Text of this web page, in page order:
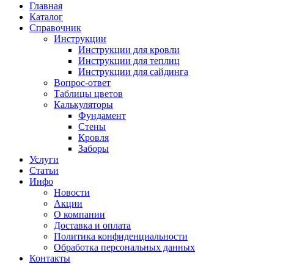
Главная
Каталог
Cправочник
Инструкции
Инструкции для кровли
Инструкции для теплиц
Инструкции для сайдинга
Вопрос-ответ
Таблицы цветов
Калькуляторы
Фундамент
Стены
Кровля
Заборы
Услуги
Статьи
Инфо
Новости
Акции
О компании
Доставка и оплата
Политика конфиденциальности
Обработка персональных данных
Контакты